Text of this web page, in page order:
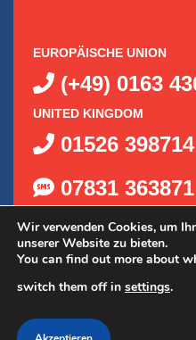
Premium
EUROPÄISCHE UNION
(+49) 0163
UNITED KINGDOM
01526 398714
07831 363871
© Delta Kits, Inc.
Wir verwenden Cookies, um
unserer Website zu bieten.
You can find out more about
switch them off in settings.